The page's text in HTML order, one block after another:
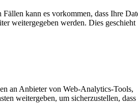
kann es vorkommen, dass Ihre
weitergegeben werden. Dies geschieht
an Anbieter von Web-Analytics-Tools,
weitergeben, um sicherzustellen, dass